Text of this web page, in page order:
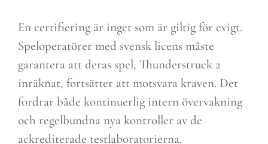
En certifiering är inget som är giltig för evigt.
Speloperatörer med svensk licens måste
garantera att deras spel, Thunderstruck 2
inräknat, fortsätter att motsvara kraven. Det
fordrar både kontinuerlig intern övervakning
och regelbundna nya kontroller av de
ackrediterade testlaboratorierna.